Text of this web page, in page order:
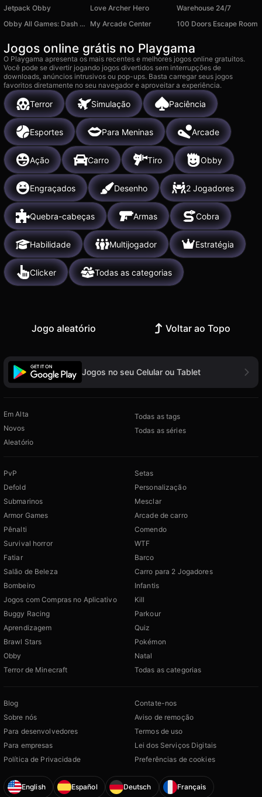
Jetpack Obby
Love Archer Hero
Warehouse 24/7
Obby All Games: Dash or Die
My Arcade Center 100 Doors Escape Room
Jogos online grátis no Playgama
O Playgama apresenta os mais recentes e melhores jogos online gratuitos.
Você pode se divertir jogando jogos divertidos sem interrupções de
downloads, anúncios intrusivos ou pop-ups. Basta carregar seus jogos
favoritos diretamente no seu navegador e aproveitar a experiência.
Terror Simulação Paciência
Esportes Para Meninas Arcade
Ação Carro Tiro Obby
Engraçados Desenho 2 Jogadores
Quebra-cabeças Armas Cobra
Habilidade Multijogador Estratégia
Clicker Todas as categorias
Jogo aleatório Voltar ao Topo
Jogos no seu Celular ou Tablet
Em Alta
Novos
Aleatório
Todas as tags
Todas as séries
PvP
Defold
Submarinos
Armor Games
Pênalti
Survival horror
Fatiar
Salão de Beleza
Bombeiro
Jogos com Compras no Aplicativo
Buggy Racing
Aprendizagem
Brawl Stars
Obby
Terror de Minecraft
Setas
Personalização
Mesclar
Arcade de carro
Comendo
WTF
Barco
Carro para 2 Jogadores
Infantis
Kill
Parkour
Quiz
Pokémon
Natal
Todas as categorias
Blog
Sobre nós
Para desenvolvedores
Para empresas
Política de Privacidade
Contate-nos
Aviso de remoção
Termos de uso
Lei dos Serviços Digitais
Preferências de cookies
English Español Deutsch Français